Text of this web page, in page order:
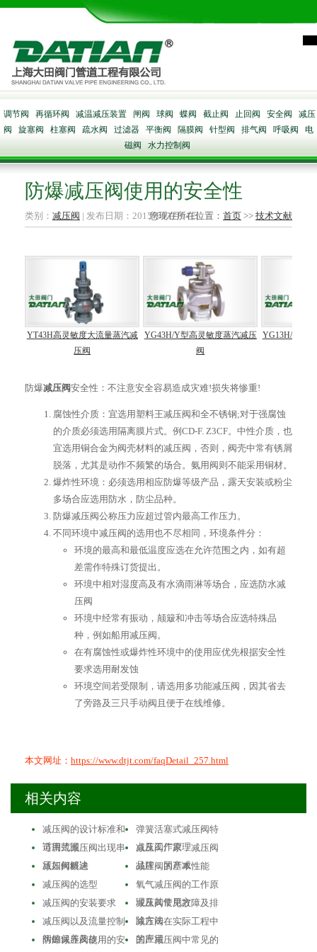
调节阀 再循环阀 减温减压装置 闸阀 球阀 蝶阀 截止阀 止回阀 安全阀
减压
阀
旋塞阀 柱塞阀 疏水阀 过滤器 平衡阀 隔膜阀 针型阀 排气阀 呼吸阀
电
磁阀
水力控制阀
防爆减压阀使用的安全性
类别： 减压阀 | 发布日期：2015年03月04日
您现在所在位置： 首页 >> 技术文献
YT43H高灵敏度大流量蒸汽减
压阀
YG43H/Y型高灵敏度蒸汽减压
阀
YG13H/Y内
防爆减压阀安全性：不注意安全容易造成灾难!损失将惨重!
腐蚀性介质：宜选用塑料王减压阀和全不锈钢;对于强腐蚀
的介质必须选用隔离膜片式。例CD-F. Z3CF。中性介质，也
宜选用铜合金为阀壳材料的减压阀，否则，阀壳中常有锈屑
脱落，尤其是动作不频繁的场合。氨用阀则不能采用铜材。
爆炸性环境：必须选用相应防爆等级产品，露天安装或粉尘
多场合应选用防水，防尘品种。
防爆减压阀公称压力应超过管内最高工作压力。
不同环境中减压阀的选用也不尽相同，环境条件分：
环境的最高和最低温度应选在允许范围之内，如有超
差需作特殊订货提出。
环境中相对湿度高及有水滴雨淋等场合，应选防水减
压阀
环境中经常有振动，颠簸和冲击等场合应选特殊品
种，例如船用减压阀。
在有腐蚀性或爆炸性环境中的使用应优先根据安全性
要求选用耐发蚀
环境空间若受限制，请选用多功能减压阀，因其省去
了旁路及三只手动阀且便于在线维修。
本文网址： https://www.dtjt.com/faqDetail_257.html
相关内容
减压阀的设计标准和
适用范围
弹簧活塞式减压阀特
点及工作原理
可调式减压阀出现串
压如何解决
减压阀厂家，减压阀
品牌，国产减…
减压阀概述
减压阀的基本性能
减压阀的选型
氧气减压阀的工作原
理及其使用方…
减压阀的安装要求
减压阀常见故障及排
除方法
减压阀以及流量控制
阀的保养及故…
减压阀在实际工程中
的应用
防爆减压阀使用的安
国产减压阀中常见的